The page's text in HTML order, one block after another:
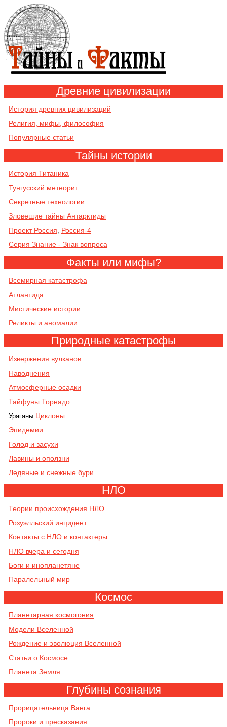
Древние цивилизации
История древних цивилизаций
Религия, мифы, философия
Популярные статьи
Тайны истории
История Титаника
Тунгусский метеорит
Секретные технологии
Зловещие тайны Антарктиды
Проект Россия, Россия-4
Серия Знание - Знак вопроса
Факты или мифы?
Всемирная катастрофа
Атлантида
Мистические истории
Реликты и аномалии
Природные катастрофы
Извержения вулканов
Наводнения
Атмосферные осадки
Тайфуны Торнадо
Ураганы Циклоны
Эпидемии
Голод и засухи
Лавины и оползни
Ледяные и снежные бури
НЛО
Теории происхождения НЛО
Розуэлльский инцидент
Контакты с НЛО и контактеры
НЛО вчера и сегодня
Боги и инопланетяне
Паралельный мир
Космос
Планетарная космогония
Модели Вселенной
Рождение и эволюция Вселенной
Cтатьи о Космосе
Планета Земля
Глубины сознания
Прорицательница Ванга
Пророки и пресказания